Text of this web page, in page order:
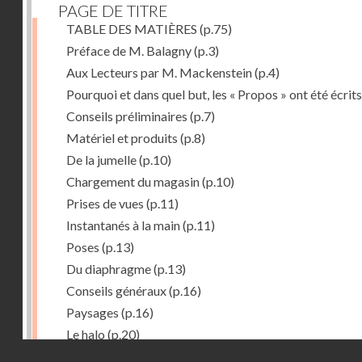
PAGE DE TITRE
TABLE DES MATIÈRES (p.75)
Préface de M. Balagny(p.3)
Aux Lecteurs par M. Mackenstein(p.4)
Pourquoi et dans quel but, les « Propos » ont été écrits
Conseils préliminaires (p.7)
Matériel et produits (p.8)
De la jumelle(p.10)
Chargement du magasin(p.10)
Prises de vues (p.11)
Instantanés à la main(p.11)
Poses (p.13)
Du diaphragme(p.13)
Conseils généraux(p.16)
Paysages (p.16)
Le halo (p.20)